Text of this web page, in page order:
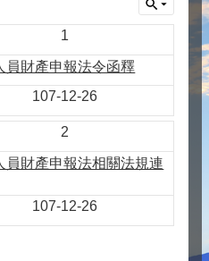
1
員財產申報法令函釋
107-12-26
2
員財產申報法相關法規連
107-12-26